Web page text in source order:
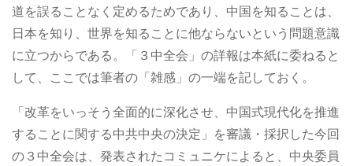
道を誤ることなく定めるためであり、中国を知ることは、
日本を知り、世界を知ることに他ならないという問題意識
に立つからである。「３中全会」の詳報は本紙に委ねると
して、ここでは筆者の「雑感」の一端を記しておく。
「改革をいっそう全面的に深化させ、中国式現代化を推進
することに関する中共中央の決定」を審議・採択した今回
の３中全会は、発表されたコミュニケによると、中央委員